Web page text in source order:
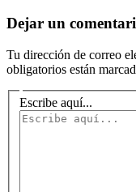
Dejar un
Tu dirección de correo
obligatorios están
Escribe aquí...